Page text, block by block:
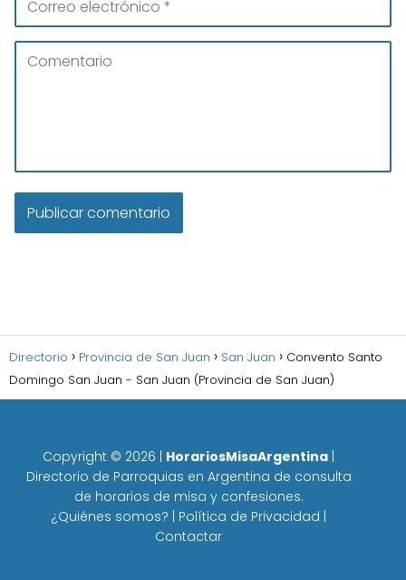
Directorio Provincia de San Juan San Juan
Convento Santo
Domingo San Juan - San Juan (Provincia de San Juan)
Copyright © 2026 HorariosMisaArgentina
Directorio de Parroquias en Argentina de consulta
de horarios de misa y confesiones.
¿Quiénes somos?
Política de Privacidad
Contactar